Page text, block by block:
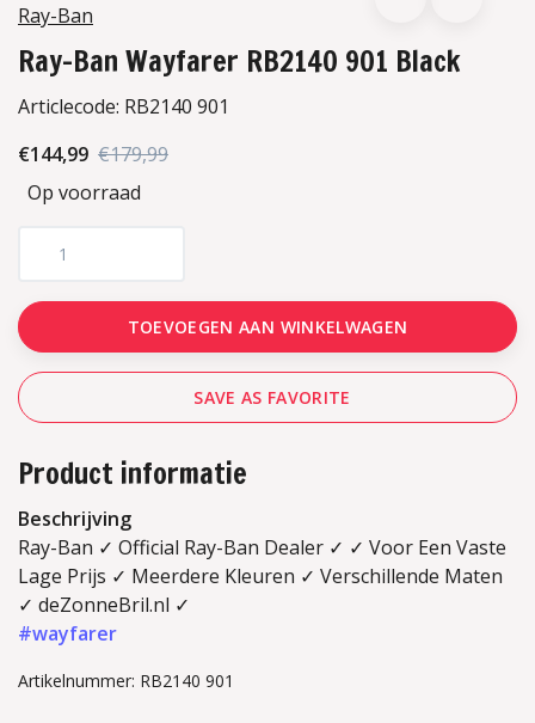
Ray-Ban
Ray-Ban Wayfarer RB2140 901 Black
Articlecode: RB2140 901
€144,99 €179,99
Op voorraad
TOEVOEGEN AAN WINKELWAGEN
SAVE AS FAVORITE
Product informatie
Beschrijving
Ray-Ban ✓ Official Ray-Ban Dealer ✓ ✓ Voor Een Vaste
Lage Prijs ✓ Meerdere Kleuren ✓ Verschillende Maten
✓ deZonneBril.nl ✓
#wayfarer
Artikelnummer: RB2140 901